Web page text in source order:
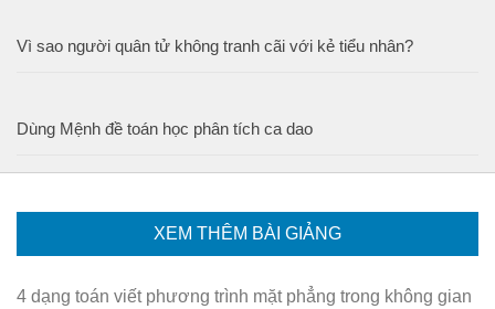
Vì sao người quân tử không tranh cãi với kẻ tiểu nhân?
Dùng Mệnh đề toán học phân tích ca dao
XEM THÊM BÀI GIẢNG
4 dạng toán viết phương trình mặt phẳng trong không gian